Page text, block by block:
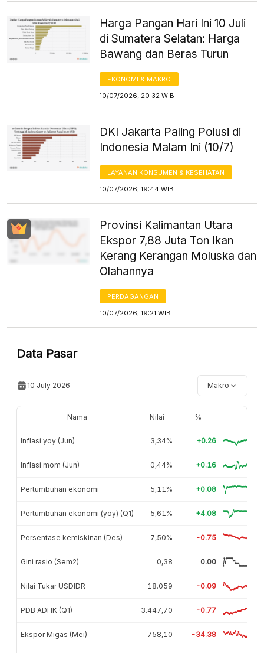
Harga Pangan Hari Ini 10 Juli
di Sumatera Selatan: Harga
Bawang dan Beras Turun
EKONOMI & MAKRO
10/07/2026, 20:32 WIB
DKI Jakarta Paling Polusi di
Indonesia Malam Ini (10/7)
LAYANAN KONSUMEN & KESEHATAN
10/07/2026, 19:44 WIB
Provinsi Kalimantan Utara
Ekspor 7,88 Juta Ton Ikan
Kerang Kerangan Moluska dan
Olahannya
PERDAGANGAN
10/07/2026, 19:21 WIB
Data Pasar
10 July 2026 Makro
Nama Nilai %
Inflasi yoy (Jun) 3,34% +0.26
Inflasi mom (Jun) 0,44% +0.16
Pertumbuhan ekonomi 5,11% +0.08
Pertumbuhan ekonomi (yoy) (Q1) 5,61% +4.08
Persentase kemiskinan (Des) 7,50% -0.75
Gini rasio (Sem2) 0,38 0.00
Nilai Tukar USDIDR 18.059 -0.09
PDB ADHK (Q1) 3.447,70 -0.77
Ekspor Migas (Mei) 758,10 -34.38